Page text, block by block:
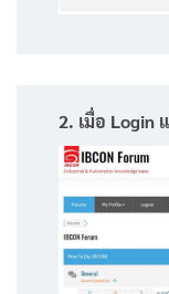
2. เมื่อ Login